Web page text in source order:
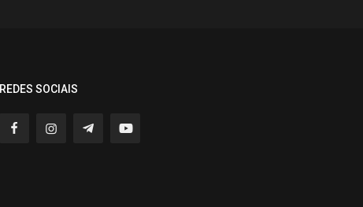
REDES SOCIAIS